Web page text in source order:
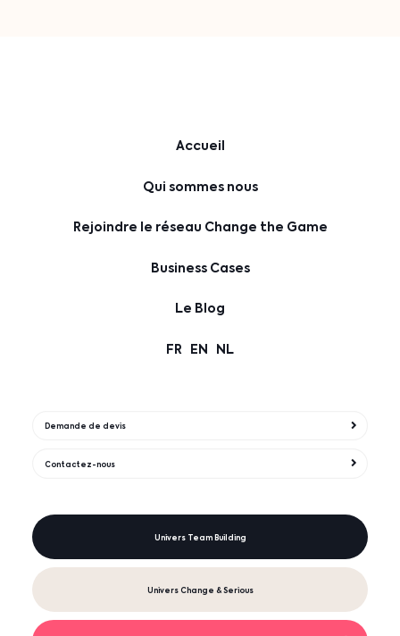
Accueil
Qui sommes nous
Rejoindre le réseau Change the Game
Business Cases
Le Blog
FR EN NL
Demande de devis
Contactez-nous
Univers Team Building
Univers Change & Serious